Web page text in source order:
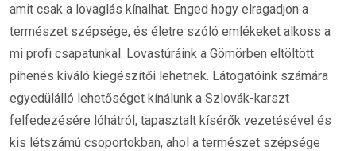
amit csak a lovaglás kínalhat. Enged hogy elragadjon a
természet szépsége, és életre szóló emlékeket alkoss a
mi profi csapatunkal. Lovastúráink a Gömörben eltöltött
pihenés kiváló kiegészítői lehetnek. Látogatóink számára
egyedülálló lehetőséget kínálunk a Szlovák-karszt
felfedezésére lóhátról, tapasztalt kísérők vezetésével és
kis létszámú csoportokban, ahol a természet szépsége